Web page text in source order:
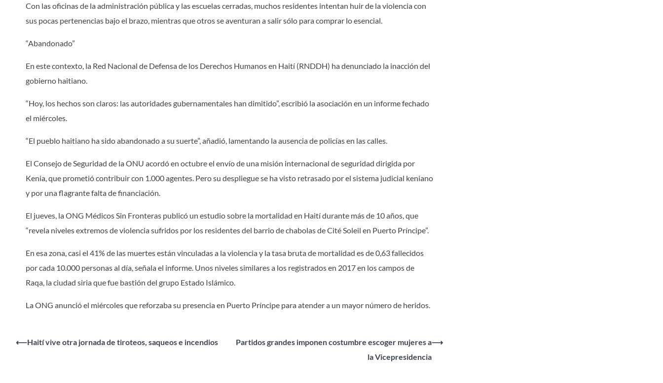
Con las oficinas de la administración pública y las escuelas cerradas, muchos residentes intentan huir de la violencia con
sus pocas pertenencias bajo el brazo, mientras que otros se aventuran a salir sólo para comprar lo esencial.
“Abandonado”
En este contexto, la Red Nacional de Defensa de los Derechos Humanos en Haití (RNDDH) ha denunciado la inacción del
gobierno haitiano.
“Hoy, los hechos son claros: las autoridades gubernamentales han dimitido”, escribió la asociación en un informe fechado
el miércoles.
“El pueblo haitiano ha sido abandonado a su suerte”, añadió, lamentando la ausencia de policías en las calles.
El Consejo de Seguridad de la ONU acordó en octubre el envío de una misión internacional de seguridad dirigida por
Kenia, que prometió contribuir con 1.000 agentes. Pero su despliegue se ha visto retrasado por el sistema judicial keniano
y por una flagrante falta de financiación.
El jueves, la ONG Médicos Sin Fronteras publicó un estudio sobre la mortalidad en Haití durante más de 10 años, que
“revela niveles extremos de violencia sufridos por los residentes del barrio de chabolas de Cité Soleil en Puerto Príncipe”.
En esa zona, casi el 41% de las muertes están vinculadas a la violencia y la tasa bruta de mortalidad es de 0,63 fallecidos
por cada 10.000 personas al día, señala el informe. Unos niveles similares a los registrados en 2017 en los campos de
Raqa, la ciudad siria que fue bastión del grupo Estado Islámico.
La ONG anunció el miércoles que reforzaba su presencia en Puerto Príncipe para atender a un mayor número de heridos.
Navegación
⟵Haití vive otra jornada de tiroteos, saqueos e incendios
Partidos grandes imponen costumbre escoger mujeres a
la Vicepresidencia
⟶